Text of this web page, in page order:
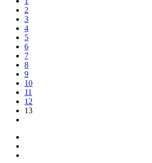
2
3
4
5
6
7
8
9
10
11
12
13